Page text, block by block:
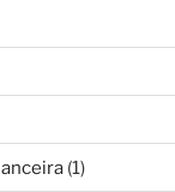
(1)